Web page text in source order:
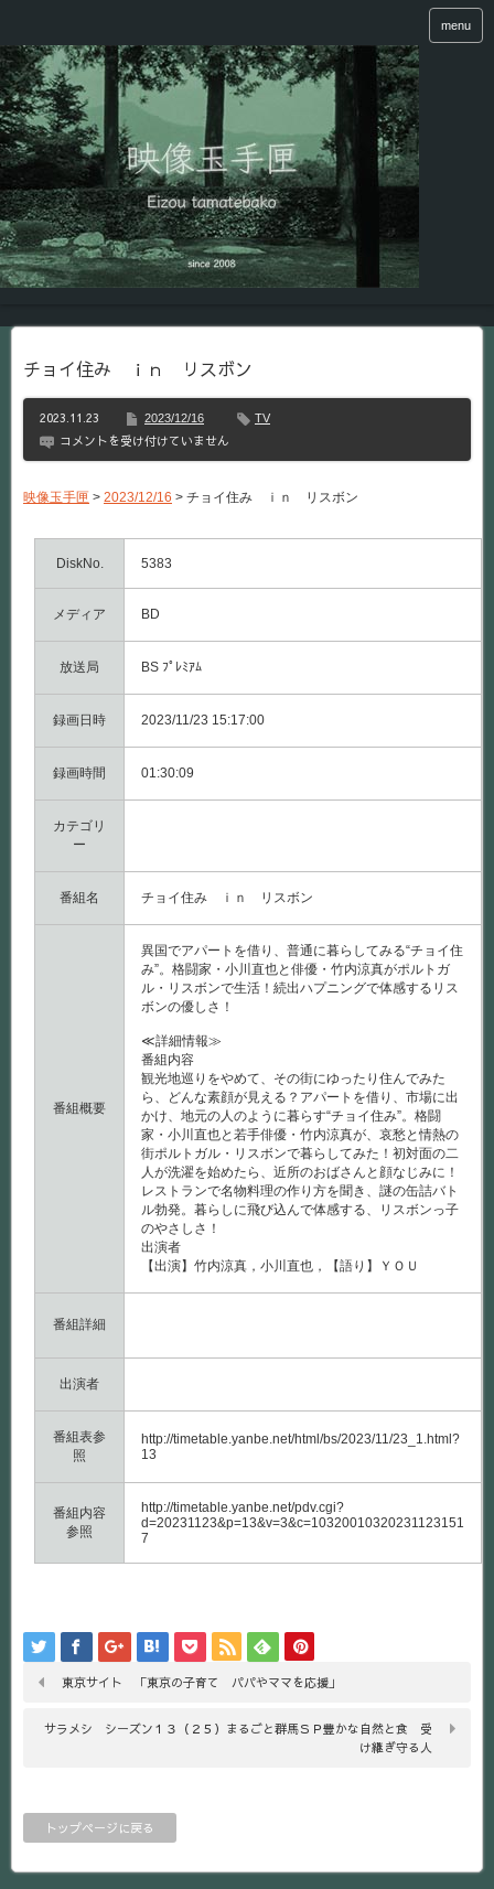
menu
チョイ住み ｉｎ リスボン
2023.11.23 2023/12/16 TV
チ
ョ
住
リ
ン
コメントを受け付けていません
映像玉手匣 > 2023/12/16 > チョイ住み ｉｎ リスボン
DiskNo. 5383
メディア BD
放送局 BS ﾌﾟﾚﾐｱﾑ
録画日時 2023/11/23 15:17:00
録画時間 01:30:09
カテゴリ
ー
番組名 チョイ住み ｉｎ リスボン
番組概要
異国でアパートを借り、普通に暮らしてみる“チョイ住
み”。格闘家・小川直也と俳優・竹内涼真がポルトガ
ル・リスボンで生活！続出ハプニングで体感するリス
ボンの優しさ！
≪詳細情報≫
番組内容
観光地巡りをやめて、その街にゆったり住んでみた
ら、どんな素顔が見える？アパートを借り、市場に出
かけ、地元の人のように暮らす“チョイ住み”。格闘
家・小川直也と若手俳優・竹内涼真が、哀愁と情熱の
街ポルトガル・リスボンで暮らしてみた！初対面の二
人が洗濯を始めたら、近所のおばさんと顔なじみに！
レストランで名物料理の作り方を聞き、謎の缶詰バト
ル勃発。暮らしに飛び込んで体感する、リスボンっ子
のやさしさ！
出演者
【出演】竹内涼真，小川直也，【語り】ＹＯＵ
番組詳細
出演者
番組表参
照
http://timetable.yanbe.net/html/bs/2023/11/23_1.html?
13
番組内容
参照
http://timetable.yanbe.net/pdv.cgi?
d=20231123&p=13&v=3&c=10320010320231123151
7
東京サイト 「東京の子育て パパやママを応援」
サラメシ シーズン１３（２５）まるごと群馬ＳＰ豊かな自然と食 受
け継ぎ守る人
トップページに戻る